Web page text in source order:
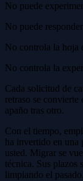
No puede
No puede
No controla la hoja
No controla la
Cada solicitud de
retraso se
apaño tras otro.
Con el tiempo,
ha invertido en una
usted. Migrar se
técnica. Sus plazos
limpiando el pasado.